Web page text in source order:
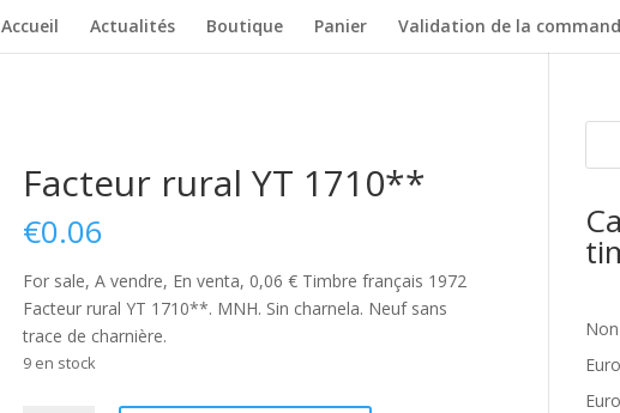
Accueil Actualités Boutique Panier Validation de la
Facteur rural YT 1710**
€0.06
For sale, A vendre, En venta, 0,06 € Timbre français 1972
Facteur rural YT 1710**. MNH. Sin charnela. Neuf sans
trace de charnière.
9 en stock